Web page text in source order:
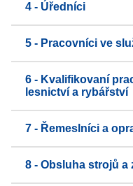
4 - Úředníci
5 - Pracovníci ve
6 - Kvalifikovaní
lesnictví a rybářství
7 - Řemeslníci a
8 - Obsluha strojů a